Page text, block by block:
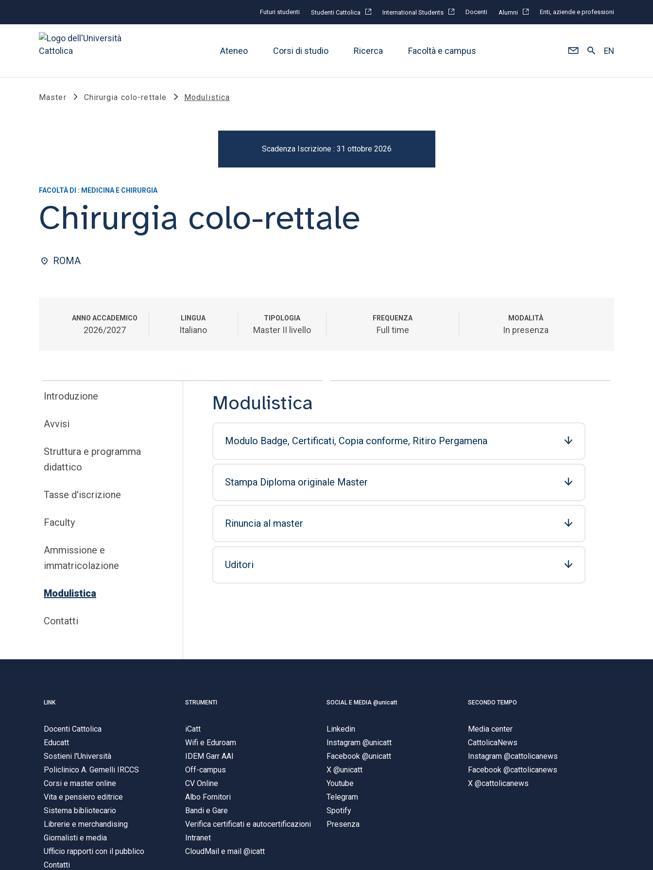
Futuri studenti Studenti Cattolica International Students Docenti Alumni Enti, aziende e professioni
Ateneo Corsi di studio Ricerca Facoltà e campus EN
Master Chirurgia colo-rettale Modulistica
Scadenza Iscrizione : 31 ottobre 2026
FACOLTÀ DI : MEDICINA E CHIRURGIA
Chirurgia colo-rettale
ROMA
ANNO ACCADEMICO
2026/2027
LINGUA
Italiano
TIPOLOGIA
Master II livello
FREQUENZA
Full time
MODALITÀ
In presenza
Introduzione
Avvisi
Struttura e programma
didattico
Tasse d'iscrizione
Faculty
Ammissione e
immatricolazione
Modulistica
Contatti
Modulistica
Modulo Badge, Certificati, Copia conforme, Ritiro Pergamena
Stampa Diploma originale Master
Rinuncia al master
Uditori
LINK
Docenti Cattolica
Educatt
Sostieni l'Università
Policlinico A. Gemelli IRCCS
Corsi e master online
Vita e pensiero editrice
Sistema bibliotecario
Librerie e merchandising
Giornalisti e media
Ufficio rapporti con il pubblico
Contatti
STRUMENTI
iCatt
Wifi e Eduroam
IDEM Garr AAI
Off-campus
CV Online
Albo Fornitori
Bandi e Gare
Verifica certificati e autocertificazioni
Intranet
CloudMail e mail @icatt
SOCIAL E MEDIA @unicatt
Linkedin
Instagram @unicatt
Facebook @unicatt
X @unicatt
Youtube
Telegram
Spotify
Presenza
SECONDO TEMPO
Media center
CattolicaNews
Instagram @cattolicanews
Facebook @cattolicanews
X @cattolicanews